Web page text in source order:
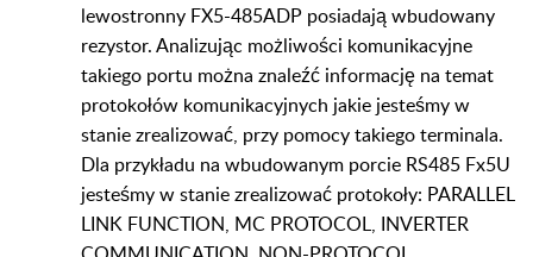
lewostronny FX5-485ADP posiadają wbudowany
rezystor. Analizując możliwości komunikacyjne
takiego portu można znaleźć informację na temat
protokołów komunikacyjnych jakie jesteśmy w
stanie zrealizować, przy pomocy takiego terminala.
Dla przykładu na wbudowanym porcie RS485 Fx5U
jesteśmy w stanie zrealizować protokoły: PARALLEL
LINK FUNCTION, MC PROTOCOL, INVERTER